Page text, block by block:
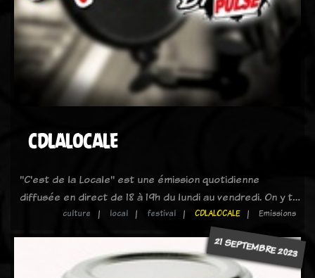
CDLALOCALE
"C'est de la Locale" est une émission quotidienne
diffusée en direct de 18 à 19h du lundi au vendredi. On y t…
culture local festival CDLALOCALE Emissions
21 SEPTEMBRE 2023